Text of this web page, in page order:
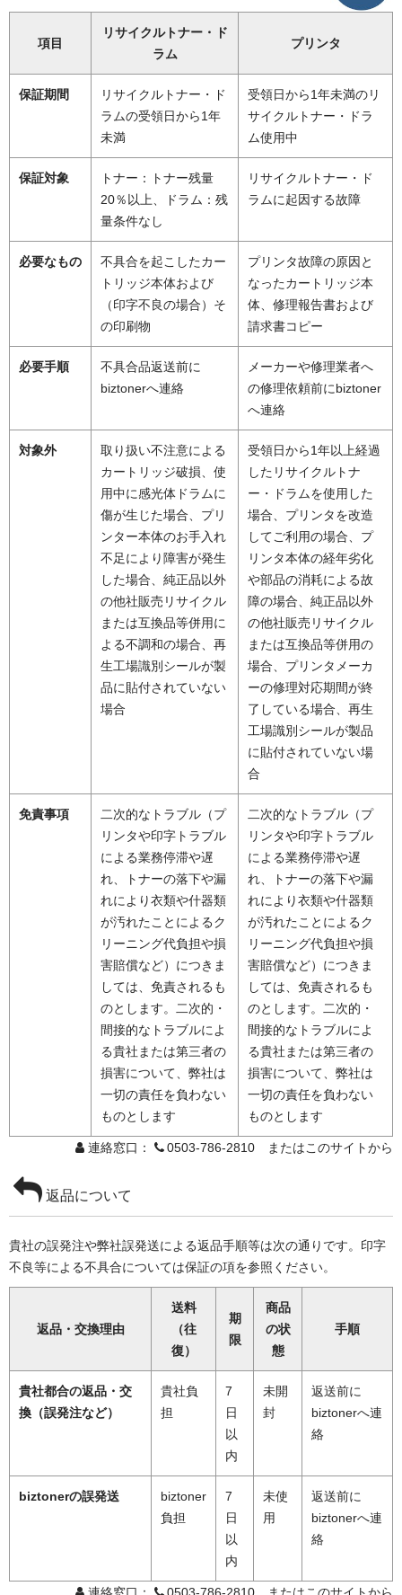
項目
リサイクルトナー・ド
ラム
プリンタ
保証期間
リサイクルトナー・ド
ラムの受領日から1年
未満
受領日から1年未満のリ
サイクルトナー・ドラ
ム使用中
保証対象
トナー：トナー残量
20％以上、ドラム：残
量条件なし
リサイクルトナー・ド
ラムに起因する故障
必要なもの
不具合を起こしたカー
トリッジ本体および
（印字不良の場合）そ
の印刷物
プリンタ故障の原因と
なったカートリッジ本
体、修理報告書および
請求書コピー
必要手順
不具合品返送前に
biztonerへ連絡
メーカーや修理業者へ
の修理依頼前にbiztoner
へ連絡
対象外
取り扱い不注意による
カートリッジ破損、使
用中に感光体ドラムに
傷が生じた場合、プリ
ンター本体のお手入れ
不足により障害が発生
した場合、純正品以外
の他社販売リサイクル
または互換品等併用に
よる不調和の場合、再
生工場識別シールが製
品に貼付されていない
場合
受領日から1年以上経過
したリサイクルトナ
ー・ドラムを使用した
場合、プリンタを改造
してご利用の場合、プ
リンタ本体の経年劣化
や部品の消耗による故
障の場合、純正品以外
の他社販売リサイクル
または互換品等併用の
場合、プリンタメーカ
ーの修理対応期間が終
了している場合、再生
工場識別シールが製品
に貼付されていない場
合
免責事項
二次的なトラブル（プ
リンタや印字トラブル
による業務停滞や遅
れ、トナーの落下や漏
れにより衣類や什器類
が汚れたことによるク
リーニング代負担や損
害賠償など）につきま
しては、免責されるも
のとします。二次的・
間接的なトラブルによ
る貴社または第三者の
損害について、弊社は
一切の責任を負わない
ものとします
二次的なトラブル（プ
リンタや印字トラブル
による業務停滞や遅
れ、トナーの落下や漏
れにより衣類や什器類
が汚れたことによるク
リーニング代負担や損
害賠償など）につきま
しては、免責されるも
のとします。二次的・
間接的なトラブルによ
る貴社または第三者の
損害について、弊社は
一切の責任を負わない
ものとします
連絡窓口： 0503-786-2810 またはこのサイトから
返品について
貴社の誤発注や弊社誤発送による返品手順等は次の通りです。印字
不良等による不具合については保証の項を参照ください。
返品・交換理由
送料
（往
復）
期
限
商品
の状
態
手順
貴社都合の返品・交
換（誤発注など）
貴社負
担
7
日
以
内
未開
封
返送前に
biztonerへ連
絡
biztonerの誤発送
biztoner
負担
7
日
以
内
未使
用
返送前に
biztonerへ連
絡